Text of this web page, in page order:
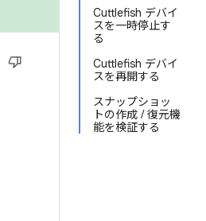
Cuttlefish デバイ
スを一時停止す
る
Cuttlefish デバイ
スを再開する
スナップショッ
トの作成 / 復元機
能を検証する